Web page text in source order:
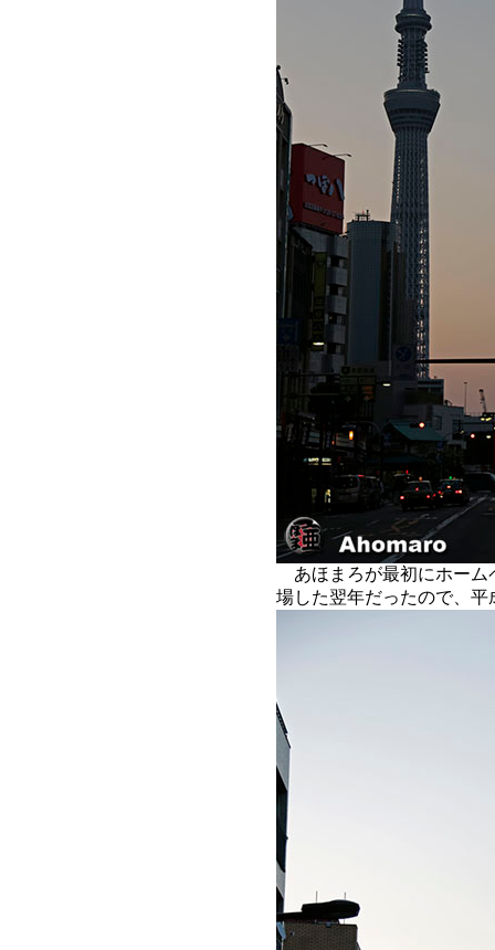
あほまろが最初にホーム
場した翌年だったので、平